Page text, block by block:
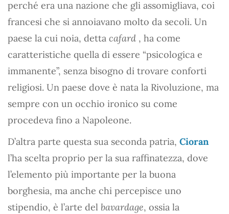
perché era una nazione che gli assomigliava, coi
francesi che si annoiavano molto da secoli. Un
paese la cui noia, detta cafard , ha come
caratteristiche quella di essere “psicologica e
immanente”, senza bisogno di trovare conforti
religiosi. Un paese dove è nata la Rivoluzione, ma
sempre con un occhio ironico su come
procedeva fino a Napoleone.
D’altra parte questa sua seconda patria, Cioran
l’ha scelta proprio per la sua raffinatezza, dove
l’elemento più importante per la buona
borghesia, ma anche chi percepisce uno
stipendio, è l’arte del bavardage, ossia la